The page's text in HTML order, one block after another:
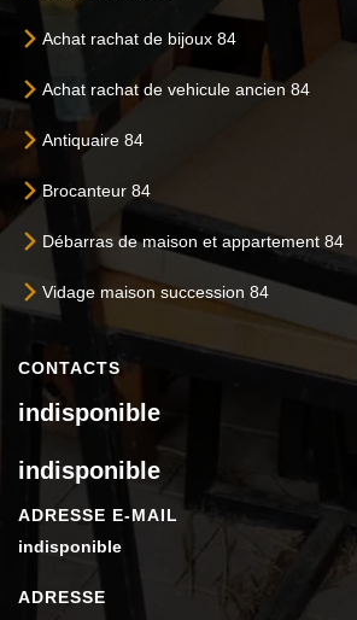
Achat rachat de bijoux 84
Achat rachat de vehicule ancien 84
Antiquaire 84
Brocanteur 84
Débarras de maison et appartement 84
Vidage maison succession 84
CONTACTS
indisponible
indisponible
ADRESSE E-MAIL
indisponible
ADRESSE